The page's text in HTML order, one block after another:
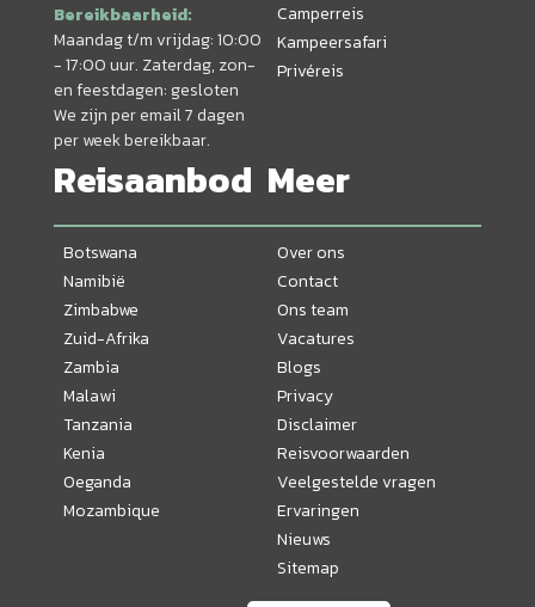
Bereikbaarheid:
Maandag t/m vrijdag: 10:00
- 17:00 uur. Zaterdag, zon-
en feestdagen: gesloten
We zijn per email 7 dagen
per week bereikbaar.
Camperreis
Kampeersafari
Privéreis
Reisaanbod
Botswana
Namibië
Zimbabwe
Zuid-Afrika
Zambia
Malawi
Tanzania
Kenia
Oeganda
Mozambique
Meer
Over ons
Contact
Ons team
Vacatures
Blogs
Privacy
Disclaimer
Reisvoorwaarden
Veelgestelde vragen
Ervaringen
Nieuws
Sitemap